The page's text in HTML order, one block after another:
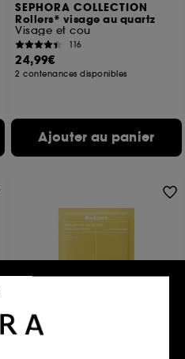
SEPHORA COLLECTION
Rollers* visage au quartz
Visage et cou
116
24,99€
2 contenances disponibles
Ajouter au panier
BIODANCE
Radiant Vita Niacinamide